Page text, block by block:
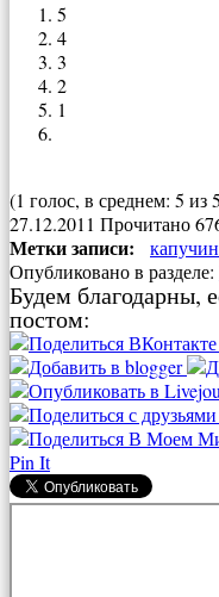
5
4
3
2
1
(1 голос, в среднем: 5 из
27.12.2011 Прочитано
Метки записи:
Опубликовано в разделе:
Будем благодарны,
постом:
Pin It